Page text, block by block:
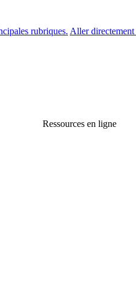
rubriques. Aller
Ressources en ligne